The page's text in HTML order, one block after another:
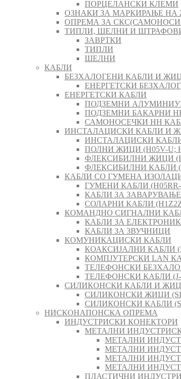
ПОРЦЕЛАНСКИ КЛЕМИ
ОЗНАКИ ЗА МАРКИРАЊЕ
ОПРЕМА ЗА
ТИПЛИ, ШЕЛНИ И
ЗАВРТКИ
ТИПЛИ
ШЕЛНИ
КАБЛИ
БЕЗХАЛОГЕНИ КАБЛИ И
ЕНЕРГЕТСКИ
ЕНЕРГЕТСКИ КАБЛИ
ПОДЗЕМНИ
ПОДЗЕМНИ БАКАРНИ
САМОНОСЕЧКИ НН
ИНСТАЛАЦИСКИ КАБЛИ И
ИНСТАЛАЦИСКИ
ПОЛНИ ЖИЦИ (H05V-U;
ФЛЕКСИБИЛНИ ЖИЦИ
ФЛЕКСИБИЛНИ КАБЛИ
КАБЛИ СО ГУМЕНА
ГУМЕНИ КАБЛИ (H05RR-
КАБЛИ ЗА ЗАВАРУВАЊЕ
СОЛАРНИ КАБЛИ
КОМАНДНО СИГНАЛНИ
КАБЛИ ЗА
КАБЛИ ЗА ЗВУЧНИЦИ
КОМУНИКАЦИСКИ КАБЛИ
КОАКСИЈАЛНИ КАБЛИ
КОМПЈУТЕРСКИ LAN
ТЕЛЕФОНСКИ
ТЕЛЕФОНСКИ КАБЛИ (J-
СИЛИКОНСКИ КАБЛИ И
СИЛИКОНСКИ ЖИЦИ
СИЛИКОНСКИ КАБЛИ
НИСКОНАПОНСКА ОПРЕМА
ИНДУСТРИСКИ КОНЕКТОРИ
МЕТАЛНИ
МЕТАЛНИ
МЕТАЛНИ
МЕТАЛНИ
МЕТАЛНИ
ПЛАСТИЧНИ